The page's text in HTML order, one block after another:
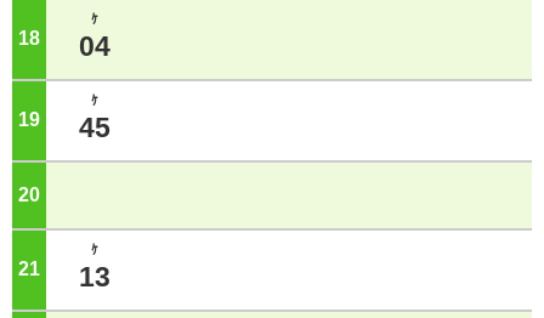
18
ｹ
04
19
ｹ
45
20
21
ｹ
13